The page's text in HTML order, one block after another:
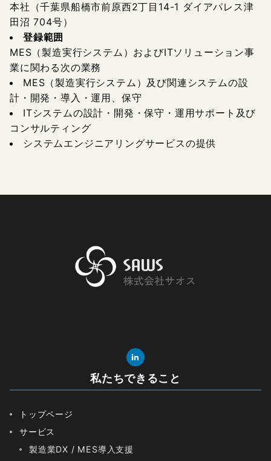
本社（千葉県船橋市前原西2丁目14-1 ダイアパレス津
田沼 704号）
登録範囲
MES（製造実行システム）およびITソリューション事
業に関わる次の業務
MES（製造実行システム）及び関連システムの設
計・開発・導入・運用、保守
ITシステムの設計・開発・保守・運用サポート及び
コンサルティング
システムエンジニアリングサービスの提供
私たちできること
トップページ
サービス
製造業DX / MES導入支援